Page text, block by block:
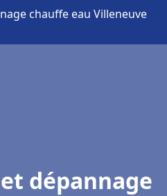
chauffe eau Villeneuve
dépannage